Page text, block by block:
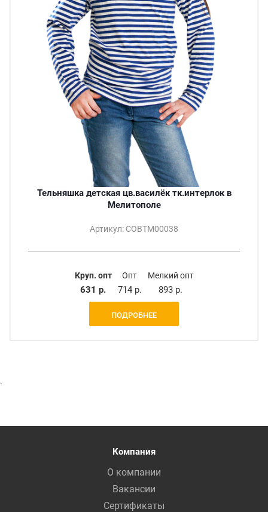
Тельняшка детская цв.василёк тк.интерлок в
Мелитополе
Артикул: СОВТМ00038
Круп. опт
631 р.
Опт
714 р.
Мелкий опт
893 р.
ПОДРОБНЕЕ
.
Компания
О компании
Вакансии
Сертификаты